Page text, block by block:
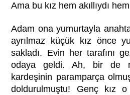
Ama bu kız hem akıllıydı
Adam ona yumurtayla
ayrılmaz küçük kız önce
sakladı. Evin her tarafını
odaya geldi. Ah, bir de
kardeşinin paramparça
doldurulmuştu! Genç kız